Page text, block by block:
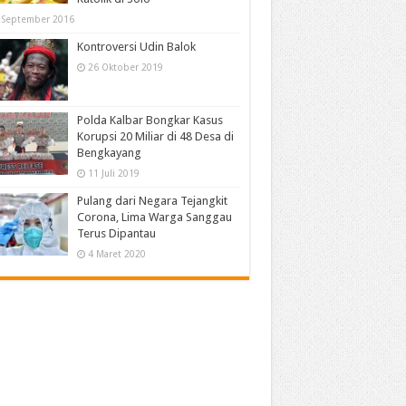
2016
Kontroversi Udin Balok
26 Oktober 2019
Polda Kalbar Bongkar Kasus
Korupsi 20 Miliar di 48 Desa di
Bengkayang
11 Juli 2019
Pulang dari Negara Tejangkit
Corona, Lima Warga Sanggau
Terus Dipantau
4 Maret 2020